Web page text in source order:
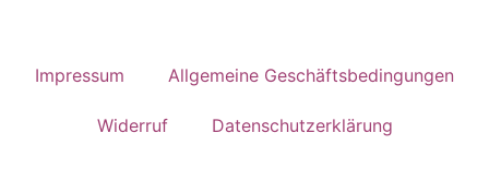
Impressum Allgemeine Geschäftsbedingungen
Widerruf Datenschutzerklärung